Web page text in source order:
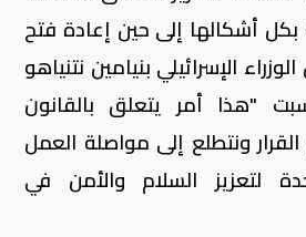
بكل أشكالها إلى حين إعادة فتح
الإسرائيلي بنيامين نتنياهو
"هذا أمر يتعلق بالقانون
القرار ونتطلع إلى مواصلة العمل
لتعزيز السلام والأمن في